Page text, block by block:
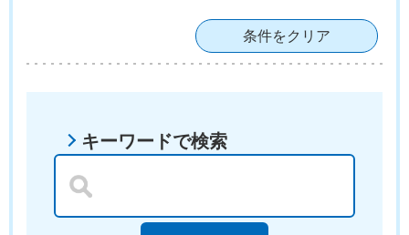
条件をクリア
キーワードで検索